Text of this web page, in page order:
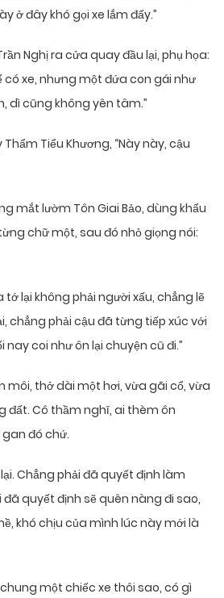
ở đây khó gọi xe lắm đấy.”
Nghị ra cửa quay đầu lại, phụ họa:
có xe, nhưng một đứa con gái như
dì cũng không yên tâm.”
Tiểu Khương, “Này này, cậu
mắt lườm Tôn Giai Bảo, dùng khẩu
chữ một, sau đó nhỏ giọng nói:
tớ lại không phải người xấu, chẳng lẽ
chẳng phải cậu đã từng tiếp xúc với
nay coi như ôn lại chuyện cũ đi.”
môi, thở dài một hơi, vừa gãi cổ, vừa
đất. Cô thầm nghĩ, ai thèm ôn
đó chứ.
Chẳng phải đã quyết định làm
đã quyết định sẽ quên nàng đi sao,
khó chịu của mình lúc này mới là
một chiếc xe thôi sao, có gì